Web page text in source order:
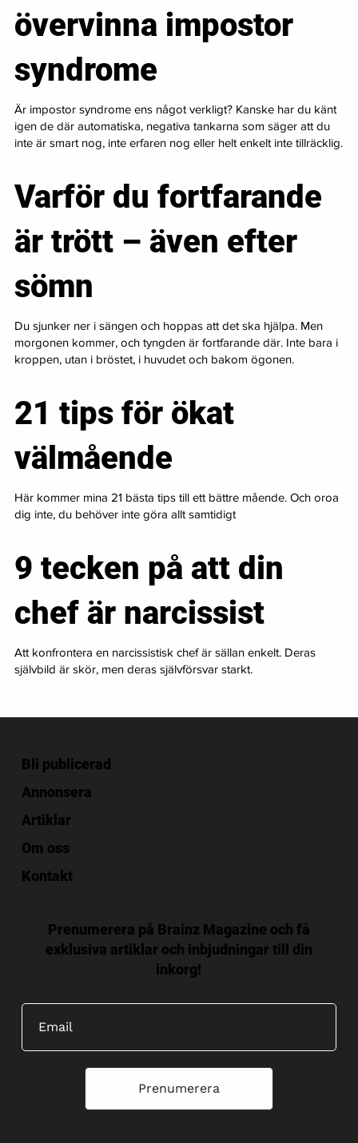
övervinna impostor
syndrome
Är impostor syndrome ens något verkligt? Kanske har du känt
igen de där automatiska, negativa tankarna som säger att du
inte är smart nog, inte erfaren nog eller helt enkelt inte tillräcklig.
Varför du fortfarande
är trött – även efter
sömn
Du sjunker ner i sängen och hoppas att det ska hjälpa. Men
morgonen kommer, och tyngden är fortfarande där. Inte bara i
kroppen, utan i bröstet, i huvudet och bakom ögonen.
21 tips för ökat
välmående
Här kommer mina 21 bästa tips till ett bättre mående. Och oroa
dig inte, du behöver inte göra allt samtidigt
9 tecken på att din
chef är narcissist
Att konfrontera en narcissistisk chef är sällan enkelt. Deras
självbild är skör, men deras självförsvar starkt.
Bli publicerad
Annonsera
Artiklar
Om oss
Kontakt
Prenumerera på Brainz Magazine och få
exklusiva artiklar och inbjudningar till din
inkorg!
Prenumerera